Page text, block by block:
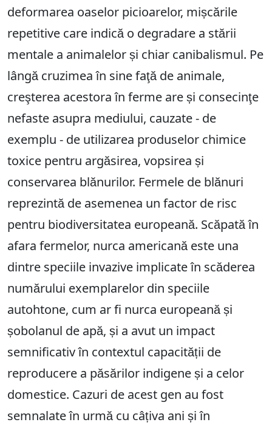
deformarea oaselor picioarelor, mișcările
repetitive care indică o degradare a stării
mentale a animalelor și chiar canibalismul. Pe
lângă cruzimea în sine faţă de animale,
creşterea acestora în ferme are și consecinţe
nefaste asupra mediului, cauzate - de
exemplu - de utilizarea produselor chimice
toxice pentru argăsirea, vopsirea și
conservarea blănurilor. Fermele de blănuri
reprezintă de asemenea un factor de risc
pentru biodiversitatea europeană. Scăpată în
afara fermelor, nurca americană este una
dintre speciile invazive implicate în scăderea
numărului exemplarelor din speciile
autohtone, cum ar fi nurca europeană și
șobolanul de apă, și a avut un impact
semnificativ în contextul capacității de
reproducere a păsărilor indigene și a celor
domestice. Cazuri de acest gen au fost
semnalate în urmă cu câțiva ani și în